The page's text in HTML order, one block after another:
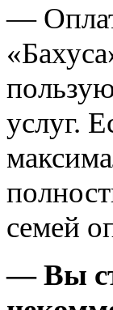
—
услуг.
семей
— Вы